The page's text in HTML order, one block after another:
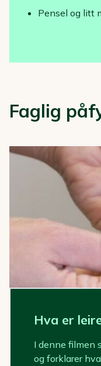
Pensel og litt
Faglig
Hva er
I denne filmen
og forklarer